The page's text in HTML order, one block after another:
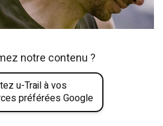
notre contenu ?
u-Trail à vos
préférées Google